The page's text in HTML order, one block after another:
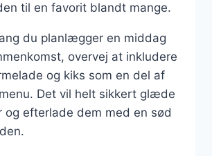
til en favorit blandt mange.
du planlægger en middag
overvej at inkludere
og kiks som en del af
Det vil helt sikkert glæde
efterlade dem med en sød